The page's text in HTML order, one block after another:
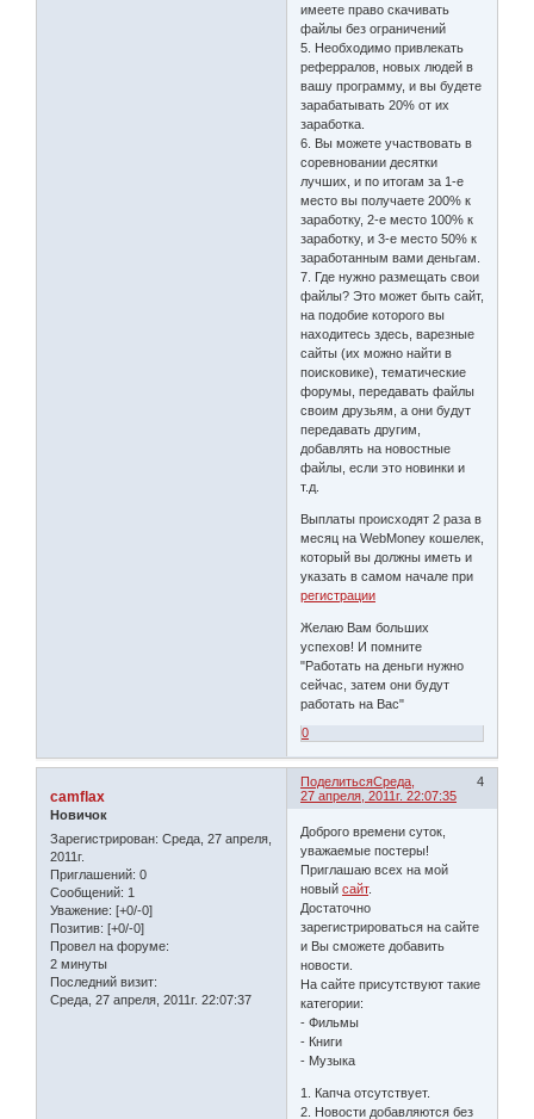
имеете право скачивать
файлы без ограничений
5. Необходимо привлекать
реферралов, новых людей в
вашу программу, и вы будете
зарабатывать 20% от их
заработка.
6. Вы можете участвовать в
соревновании десятки
лучших, и по итогам за 1-е
место вы получаете 200% к
заработку, 2-е место 100% к
заработку, и 3-е место 50% к
заработанным вами деньгам.
7. Где нужно размещать свои
файлы? Это может быть сайт,
на подобие которого вы
находитесь здесь, варезные
сайты (их можно найти в
поисковике), тематические
форумы, передавать файлы
своим друзьям, а они будут
передавать другим,
добавлять на новостные
файлы, если это новинки и
т.д.
Выплаты происходят 2 раза в
месяц на WebMoney кошелек,
который вы должны иметь и
указать в самом начале при
регистрации
Желаю Вам больших
успехов! И помните
"Работать на деньги нужно
сейчас, затем они будут
работать на Вас"
0
Поделиться 4
Среда,
27 апреля, 2011г. 22:07:35
camflax
Новичок
Зарегистрирован: Среда, 27 апреля,
2011г.
Приглашений: 0
Сообщений: 1
Уважение: [+0/-0]
Позитив: [+0/-0]
Провел на форуме:
2 минуты
Последний визит:
Среда, 27 апреля, 2011г. 22:07:37
Доброго времени суток,
уважаемые постеры!
Приглашаю всех на мой
новыйсайт.
Достаточно
зарегистрироваться на сайте
и Вы сможете добавить
новости.
На сайте присутствуют такие
категории:
- Фильмы
- Книги
- Музыка
1. Капча отсутствует.
2. Новости добавляются без